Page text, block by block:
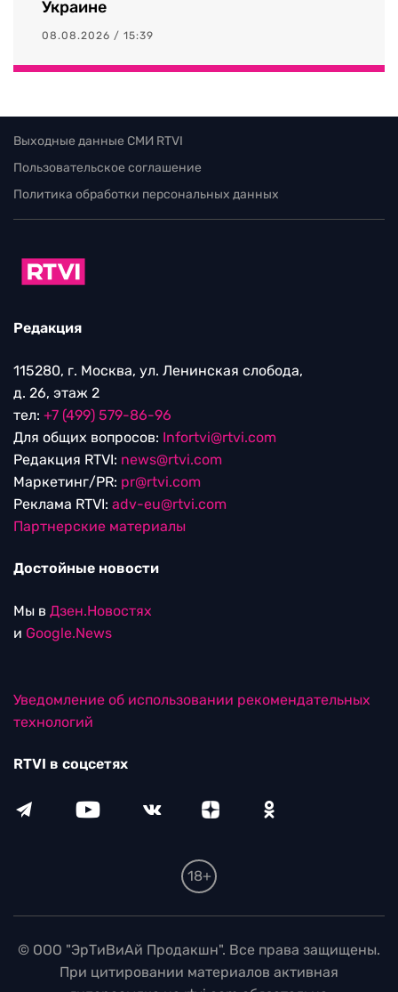
Украине
08.08.2026 / 15:39
Выходные данные СМИ RTVI
Пользовательское соглашение
Политика обработки персональных данных
Редакция
115280, г. Москва, ул. Ленинская слобода,
д. 26, этаж 2
тел: +7 (499) 579-86-96
Для общих вопросов: Infortvi@rtvi.com
Редакция RTVI: news@rtvi.com
Маркетинг/PR: pr@rtvi.com
Реклама RTVI: adv-eu@rtvi.com
Партнерские материалы
Достойные новости
Мы в Дзен.Новостях
и Google.News
Уведомление об использовании рекомендательных
технологий
RTVI в соцсетях
18+
© ООО "ЭрТиВиАй Продакшн". Все права защищены.
При цитировании материалов активная